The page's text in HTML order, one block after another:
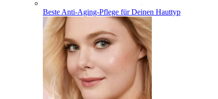
Beste Anti-Aging-Pflege für Deinen Hauttyp